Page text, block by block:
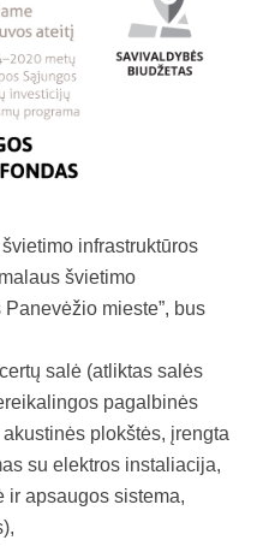
infrastruktūros
švietimo
mieste”, bus
salė (atliktas salės
pagalbinės
plokštės, įrengta
su elektros instaliacija,
ir apsaugos sistema,